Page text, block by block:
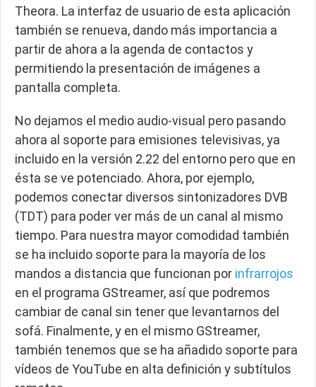
Theora. La interfaz de usuario de esta aplicación
también se renueva, dando más importancia a
partir de ahora a la agenda de contactos y
permitiendo la presentación de imágenes a
pantalla completa.
No dejamos el medio audio-visual pero pasando
ahora al soporte para emisiones televisivas, ya
incluido en la versión 2.22 del entorno pero que en
ésta se ve potenciado. Ahora, por ejemplo,
podemos conectar diversos sintonizadores DVB
(TDT) para poder ver más de un canal al mismo
tiempo. Para nuestra mayor comodidad también
se ha incluido soporte para la mayoría de los
mandos a distancia que funcionan por infrarrojos
en el programa GStreamer, así que podremos
cambiar de canal sin tener que levantarnos del
sofá. Finalmente, y en el mismo GStreamer,
también tenemos que se ha añadido soporte para
vídeos de YouTube en alta definición y subtítulos